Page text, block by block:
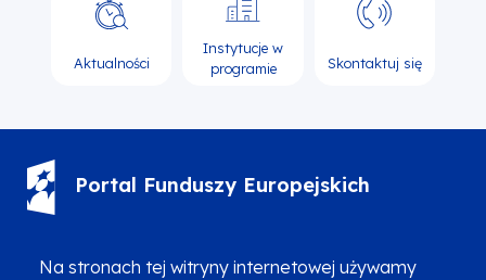
Na stronach tej witryny internetowej używamy
Aktualności
Instytucje w
programie
Skontaktuj się
Portal Funduszy Europejskich